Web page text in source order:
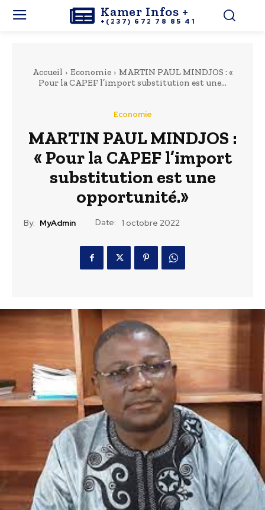
Kamer Infos +
+(237) 672 78 85 41
Accueil Economie
MARTIN PAUL MINDJOS : «
Pour la CAPEF l’import substitution est une...
Economie
MARTIN PAUL MINDJOS :
« Pour la CAPEF l’import
substitution est une
opportunité.»
By: MyAdmin Date: 1 octobre 2022